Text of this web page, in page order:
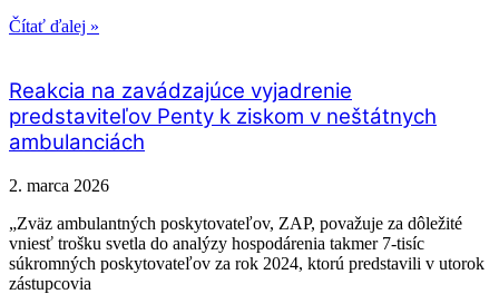
Čítať ďalej »
Reakcia na zavádzajúce vyjadrenie
predstaviteľov Penty k ziskom v neštátnych
ambulanciách
2. marca 2026
„Zväz ambulantných poskytovateľov, ZAP, považuje za dôležité
vniesť trošku svetla do analýzy hospodárenia takmer 7-tisíc
súkromných poskytovateľov za rok 2024, ktorú predstavili v utorok
zástupcovia